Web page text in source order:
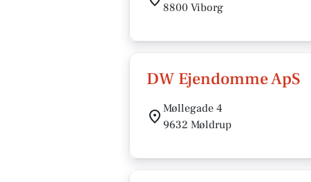
8800 Viborg
DW Ejendomme ApS
Møllegade 4
9632 Møldrup